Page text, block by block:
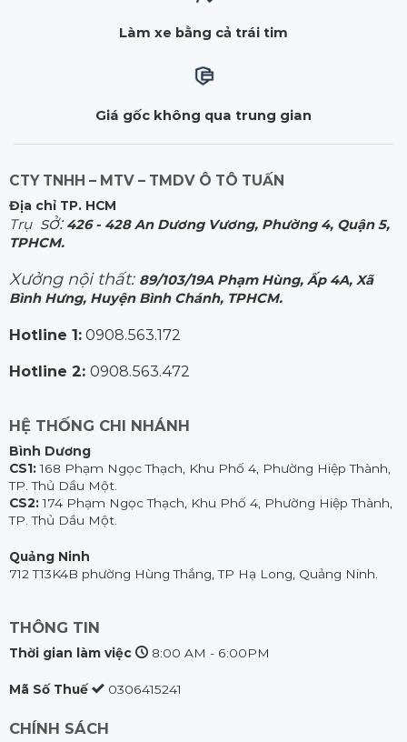
Làm xe bằng cả trái tim
Giá gốc không qua trung gian
CTY TNHH – MTV – TMDV Ô TÔ TUẤN
Địa chỉ TP. HCM
Trụ sở: 426 - 428 An Dương Vương, Phường 4, Quận 5,
TPHCM.
Xưởng nội thất: 89/103/19A Phạm Hùng, Ấp 4A, Xã
Bình Hưng, Huyện Bình Chánh, TPHCM.
Hotline 1:0908.563.172
Hotline 2: 0908.563.472
HỆ THỐNG CHI NHÁNH
Bình Dương
CS1:168 Phạm Ngọc Thạch, Khu Phố 4, Phường Hiệp Thành,
TP. Thủ Dầu Một.
CS2:174 Phạm Ngọc Thạch, Khu Phố 4, Phường Hiệp Thành,
TP. Thủ Dầu Một.
Quảng Ninh
712 T13K4B phường Hùng Thắng, TP Hạ Long, Quảng Ninh.
THÔNG TIN
Thời gian làm việc 8:00 AM - 6:00PM
Mã Số Thuế 0306415241
CHÍNH SÁCH